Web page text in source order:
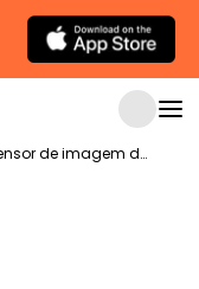
Extensor de imagem de IA